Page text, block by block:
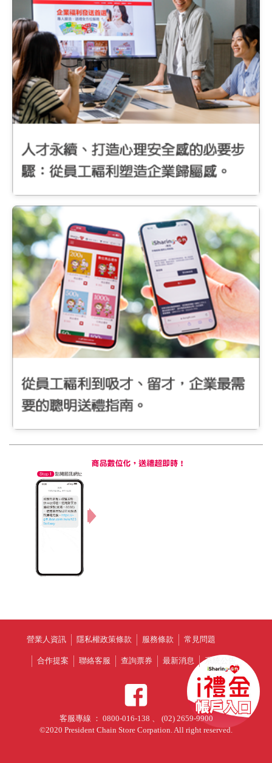
營業人資訊 隱私權政策條款 服務條款 常見問題
合作提案 聯絡客服 查詢票券 最新消息 系統公告
客服專線 ： 0800-016-138 、 (02) 2659-9900
©2020 President Chain Store Corpation. All right reserved.